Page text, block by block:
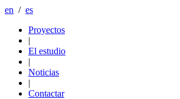
en / es
Proyectos
|
El estudio
|
Noticias
|
Contactar